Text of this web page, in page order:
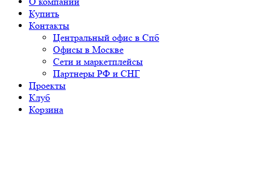
Купить
Контакты
Центральный офис в Спб
Офисы в Москве
Сети и маркетплейсы
Партнеры РФ и СНГ
Проекты
Клуб
Корзина